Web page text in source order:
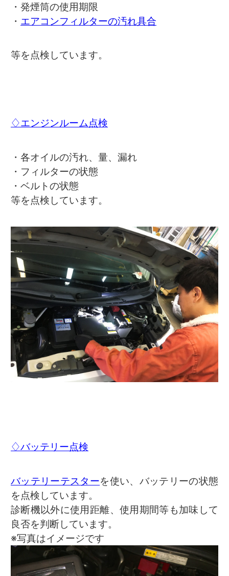
・発煙筒の使用期限
・ エアコンフィルターの汚れ具合
等を点検しています。
♢エンジンルーム点検
・各オイルの汚れ、量、漏れ
・フィルターの状態
・ベルトの状態
等を点検しています。
♢バッテリー点検
バッテリーテスターを使い、バッテリーの状態
を点検しています。
診断機以外に使用距離、使用期間等も加味して
良否を判断しています。
※写真はイメージです